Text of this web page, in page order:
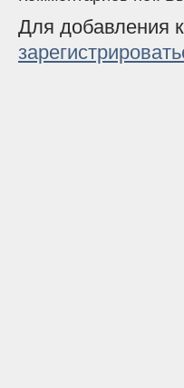
Для добавления